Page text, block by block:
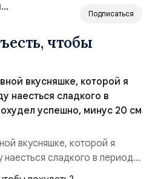
Михаил Шахиджанов не
...
Злобный повар Ойкипит.
Подписаться
чтобы
вкусняшке, которой я
наесться сладкого в
успешно, минус 20 см
вкусняшке, которой я
сладкого в период,
минус 20 см в талии).